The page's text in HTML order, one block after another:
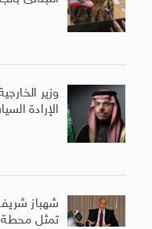
وزير
الإرادة
شهباز
تمثل محطة